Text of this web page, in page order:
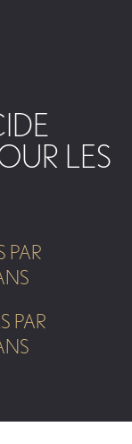
LES
PAR
PAR